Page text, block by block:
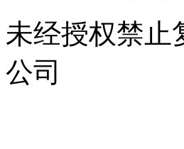
未经授权禁止
公司